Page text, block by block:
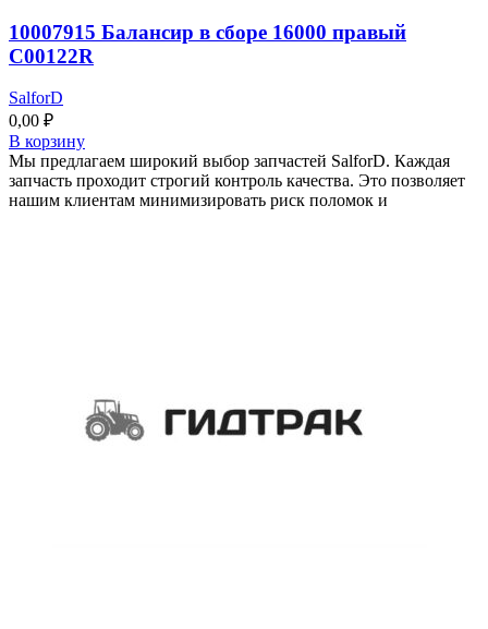
10007915 Балансир в сборе 16000 правый
C00122R
SalforD
0,00 ₽
В корзину
Мы предлагаем широкий выбор запчастей SalforD. Каждая
запчасть проходит строгий контроль качества. Это позволяет
нашим клиентам минимизировать риск поломок и